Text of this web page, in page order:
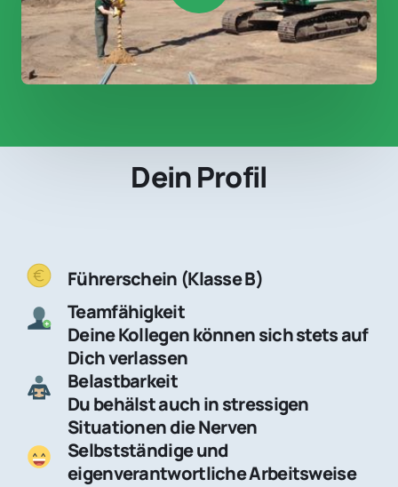
Dein Profil
Führerschein (Klasse B)
Teamfähigkeit
Deine Kollegen können sich stets auf
Dich verlassen
Belastbarkeit
Du behälst auch in stressigen
Situationen die Nerven
Selbstständige und
eigenverantwortliche Arbeitsweise